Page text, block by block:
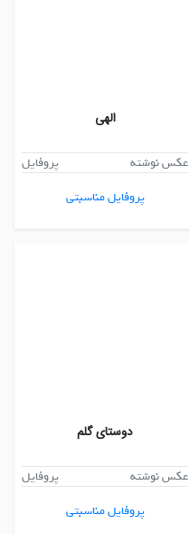
الهی
عکس نوشته
پروفایل
پروفایل مناسبتی
دوستای گلم
عکس نوشته
پروفایل
پروفایل مناسبتی